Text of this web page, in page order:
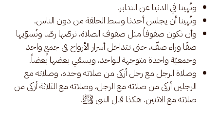
ونُهينا في الدنيا عن التدابر.
ونُهينا أن يجلس أحدنا وسط الحلقة من دون الناس.
وأن نكون صفوفاً مثل صفوف الصلاة، نرصّها رصّا ونُسوّيها
صفّا وراء صفّ، حتى تتداخل أسرار الأرواح في جمعٍ واحد
وجمعيّة واحدة متوجهة للواحد، ويسقي بعضها بعضاً.
وصلاة الرجل مع رجل أزكى من صلاته وحده، وصلاته مع
الرجلين أزكى من صلاته مع الرجل، وصلاته مع الثلاثة أزكى من
صلاته مع الاثنين. هكذا قال النبي ﷺ.